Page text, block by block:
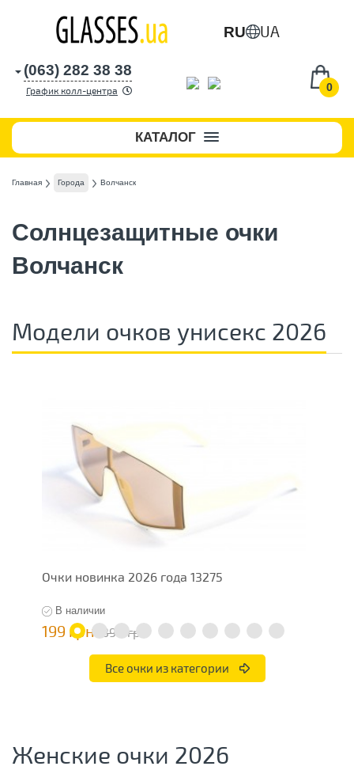
RU UA
0
(063) 282 38 38
График колл-центра
КАТАЛОГ
Главная Города Волчанск
Солнцезащитные очки
Волчанск
Модели очков унисекс 2026
Очки новинка 2026 года 13275
В наличии
199 грн 398 грн
Все очки из категории
Женские очки 2026